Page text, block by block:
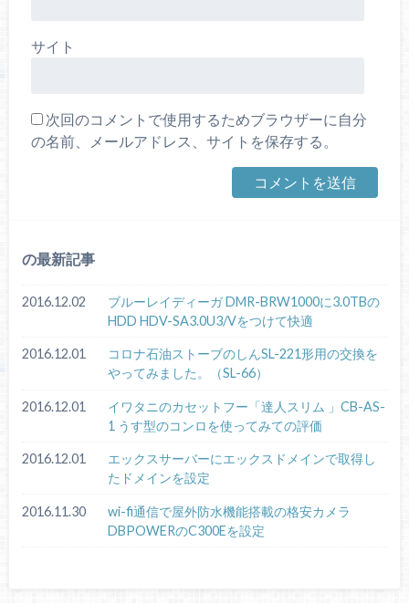
サイト
次回のコメントで使用するためブラウザーに自分
の名前、メールアドレス、サイトを保存する。
の最新記事
2016.12.02
ブルーレイディーガ DMR-BRW1000に3.0TBの
HDD HDV-SA3.0U3/Vをつけて快適
2016.12.01
コロナ石油ストーブのしんSL-221形用の交換を
やってみました。（SL-66）
2016.12.01
イワタニのカセットフー「達人スリム 」CB-AS-
1 うす型のコンロを使ってみての評価
2016.12.01
エックスサーバーにエックスドメインで取得し
たドメインを設定
2016.11.30
wi-fi通信で屋外防水機能搭載の格安カメラ
DBPOWERのC300Eを設定